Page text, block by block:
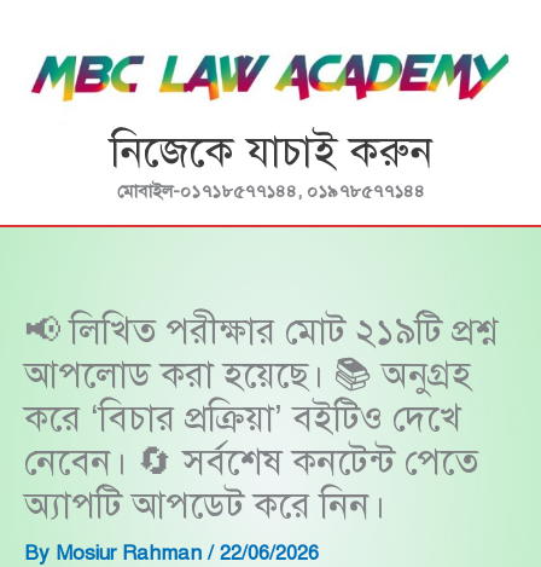
content
নিজেকে যাচাই করুন
মোবাইল-০১৭১৮৫৭৭১৪৪, ০১৯৭৮৫৭৭১৪৪
📢 লিখিত পরীক্ষার মোট ২১৯টি প্রশ্ন
আপলোড করা হয়েছে। 📚 অনুগ্রহ
করে ‘বিচার প্রক্রিয়া’ বইটিও দেখে
নেবেন। 🔄 সর্বশেষ কনটেন্ট পেতে
অ্যাপটি আপডেট করে নিন।
By Mosiur Rahman/22/06/2026